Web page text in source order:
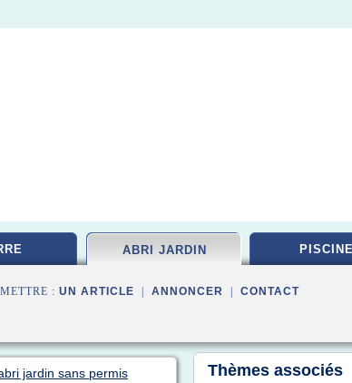
ABRI JARDIN PISCINE
: UN ARTICLE ANNONCER CONTACT
jardin sans permis
Thèmes associés